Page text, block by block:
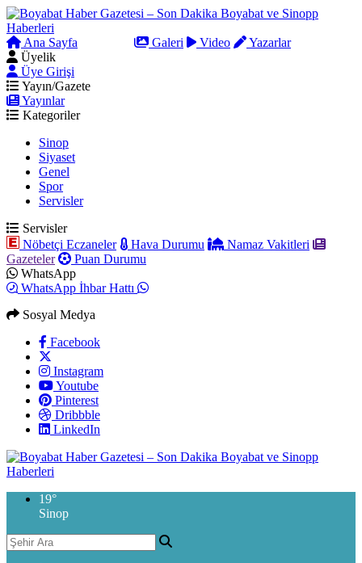
Ana Sayfa Galeri Video
Yazarlar
Üyelik
Üye Girişi
Yayın/Gazete
Yayınlar
Kategoriler
Sinop
Siyaset
Genel
Spor
Servisler
Servisler
Nöbetçi Eczaneler
Hava Durumu
Namaz Vakitleri
Gazeteler
Puan Durumu
WhatsApp
WhatsApp İhbar Hattı
Sosyal Medya
Facebook
Instagram
Youtube
Pinterest
Dribbble
LinkedIn
19°
Sinop